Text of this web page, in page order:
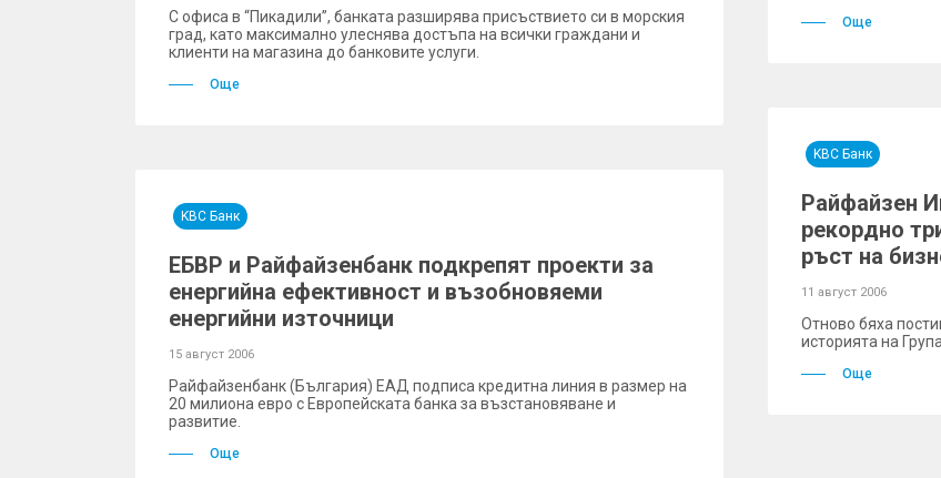
С офиса в “Пикадили”, банката разширява присъствието си в морския
град, като максимално улеснява достъпа на всички граждани и
клиенти на магазина до банковите услуги.
Още
Още
KBC Банк
ЕБВР и Райфайзенбанк подкрепят проекти за
енергийна ефективност и възобновяеми
енергийни източници
15 август 2006
Райфайзенбанк (България) ЕАД подписа кредитна линия в размер на
20 милиона евро с Европейската банка за възстановяване и
развитие.
Още
KBC Банк
Райфайзен
рекордно
ръст на
11 август 2006
Отново бяха
историята на
Още